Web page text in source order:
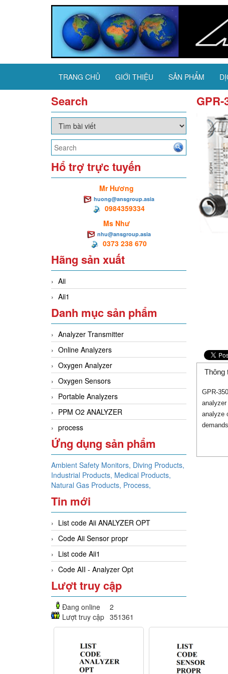
TRANG CHỦ GIỚI THIỆU SẢN PHẨM
Search
Hổ trợ trực tuyến
Mr Hương
huong@ansgroup.asia
0984359334
Ms Như
nhu@ansgroup.asia
0373 238 670
Hãng sản xuất
Aii
Aii1
Danh mục sản phẩm
Analyzer Transmitter
Online Analyzers
Oxygen Analyzer
Oxygen Sensors
Portable Analyzers
PPM O2 ANALYZER
process
Ứng dụng sản phẩm
Ambient Safety Monitors, Diving Products,
Industrial Products, Medical Products,
Natural Gas Products, Process,
Tin mới
List code Aii ANALYZER OPT
Code Aii Sensor propr
List code Aii1
Code AII - Analyzer Opt
Lượt truy cập
Đang online
2
Lượt truy cập 351361
GPR-
Thông
GPR-
analyze